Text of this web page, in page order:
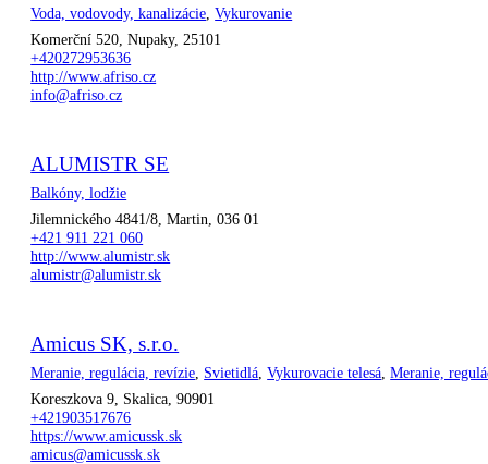
Voda, vodovody, kanalizácie ,Vykurovanie
Komerční 520, Nupaky, 25101
+420272953636
http://www.afriso.cz
info@afriso.cz
ALUMISTR SE
Balkóny, lodžie
Jilemnického 4841/8, Martin, 036 01
+421 911 221 060
http://www.alumistr.sk
alumistr@alumistr.sk
Amicus SK, s.r.o.
Meranie, regulácia, revízie Svietidlá ,Vykurovacie telesá ,Meranie,
Koreszkova 9, Skalica, 90901
+421903517676
https://www.amicussk.sk
amicus@amicussk.sk